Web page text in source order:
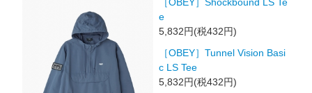
e
5,832円(税432円)
［OBEY］Tunnel Vision Basi
c LS Tee
5,832円(税432円)